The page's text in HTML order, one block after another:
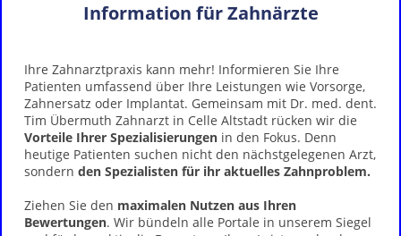
Information für Zahnärzte
Ihre Zahnarztpraxis kann mehr! Informieren Sie Ihre
Patienten umfassend über Ihre Leistungen wie Vorsorge,
Zahnersatz oder Implantat. Gemeinsam mit Dr. med. dent.
Tim Übermuth Zahnarzt in Celle Altstadt rücken wir die
Vorteile Ihrer Spezialisierungen in den Fokus. Denn
heutige Patienten suchen nicht den nächstgelegenen Arzt,
sondern den Spezialisten für ihr aktuelles Zahnproblem.
Ziehen Sie den maximalen Nutzen aus Ihren
Bewertungen. Wir bündeln alle Portale in unserem Siegel